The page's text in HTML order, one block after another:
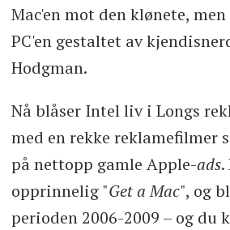
Mac'en mot den klønete,
PC'en gestaltet av
Hodgman.
Nå blåser Intel liv i Longs
med en rekke reklamefilmer
på nettopp gamle Apple-ads.
opprinnelig "Get a Mac", og
perioden 2006-2009 – og du